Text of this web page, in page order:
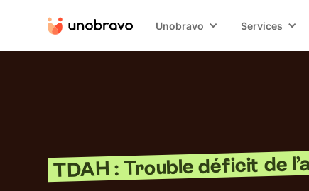
Unobravo Services
TDAH : Trouble déficit de